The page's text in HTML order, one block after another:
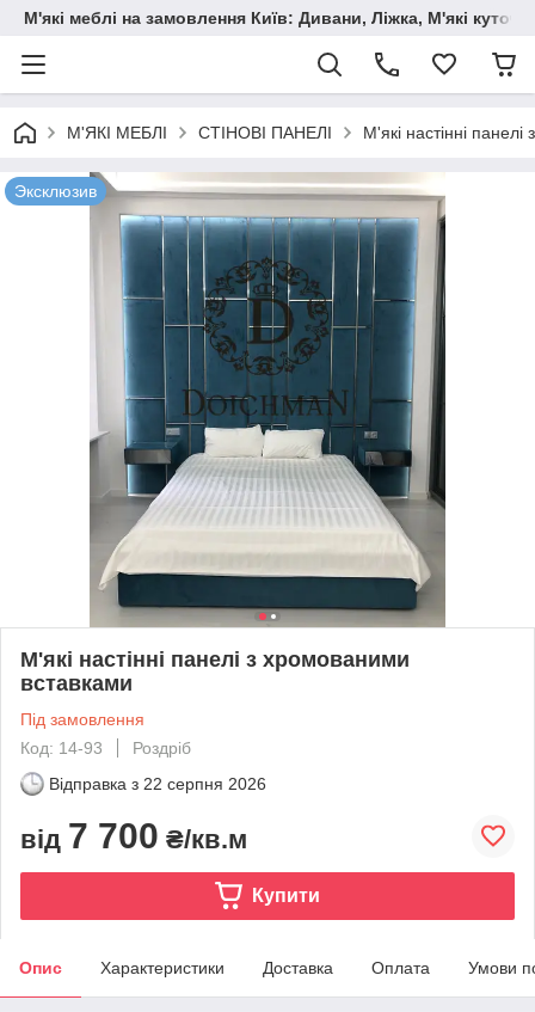
М'які меблі на замовлення Київ: Дивани, Ліжка, М'які
М'ЯКІ МЕБЛІ СТІНОВІ ПАНЕЛІ М'які настінні
Эксклюзив
М'які настінні панелі з хромованими
вставками
Під замовлення
Код: 14-93
Роздріб
Відправка з 22 серпня 2026
від 7 700 ₴/кв.м
Купити
Опис Характеристики Доставка Оплата Умови